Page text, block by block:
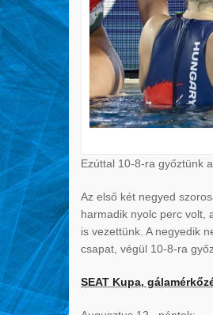
Ezúttal 10-8-ra győztünk
Az első két negyed
harmadik nyolc perc volt,
is vezettünk. A negyedik
csapat, végül 10-8-ra
SEAT Kupa,